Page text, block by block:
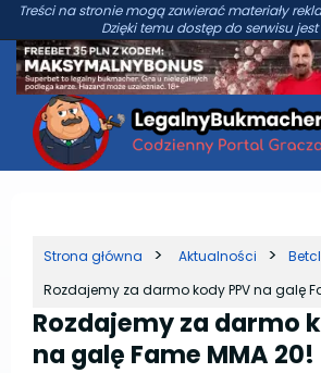
Treści na stronie mogą zawierać materiały
Dzięki temu dostęp do serwisu jest
Strona główna Aktualności
Rozdajemy za darmo kody PPV na galę
Rozdajemy za darmo
na galę Fame MMA 20!